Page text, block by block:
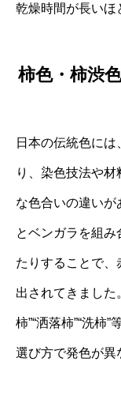
乾燥時間が長いほ
柿色・柿渋
日本の伝統色に
り、染色技法や
な色合いの違い
とベンガラを組
たりすることで、
出されてきました
柿”“洒落柿”“洗柿
選び方で発色が異